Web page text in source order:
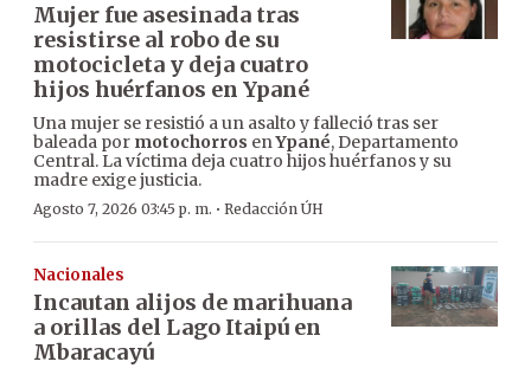
Mujer fue asesinada tras
resistirse al robo de su
motocicleta y deja cuatro
hijos huérfanos en Ypané
Una mujer se resistió a un asalto y falleció tras ser
baleada por motochorros enYpané, Departamento
Central. La víctima deja cuatro hijos huérfanos y su
madre exige justicia.
Agosto 7, 2026 03:45 p. m. · Redacción ÚH
Nacionales
Incautan alijos de marihuana
a orillas del Lago Itaipú en
Mbaracayú